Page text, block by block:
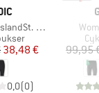
Short Tight
pris
38,48 €
0,0(0)
99,95